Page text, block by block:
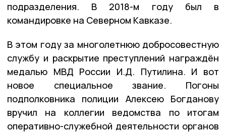
подразделения. В 2018-м году был в
командировке на Северном Кавказе.
В этом году за многолетнюю добросовестную
службу и раскрытие преступлений награждён
медалью МВД России И.Д. Путилина. И вот
новое специальное звание. Погоны
подполковника полиции Алексею Богданову
вручил на коллегии ведомства по итогам
оперативно-служебной деятельности органов